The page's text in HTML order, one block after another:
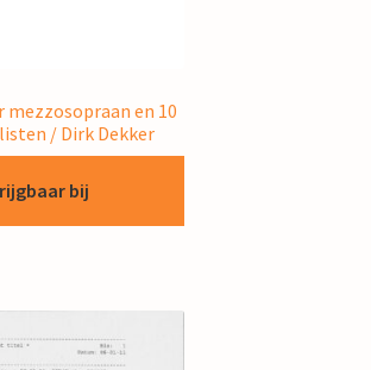
mezzosopraan en 10
/ Dirk Dekker
bij